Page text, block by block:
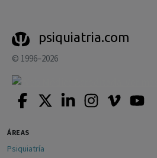
psiquiatria.com
© 1996–2026
ÁREAS
Psiquiatría